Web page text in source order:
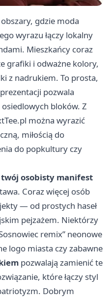
gdzie moda
wyrazu łączy lokalny
Mieszkańcy coraz
grafiki i odważne kolory,
z nadrukiem. To prosta,
pozwala
bloków. Z
można wyrazić
miłością do
do popkultury czy
osobisty manifest
Coraz więcej osób
— od prostych haseł
pejzażem. Niektórzy
remix” neonowe
logo miasta czy zabawne
pozwalają zamienić te
które łączy styl
Dobrym